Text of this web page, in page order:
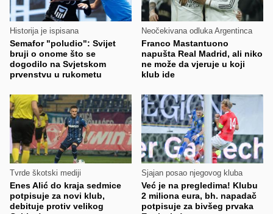
Historija je ispisana
Semafor "poludio": Svijet
bruji o onome što se
dogodilo na Svjetskom
prvenstvu u rukometu
Neočekivana odluka Argentinca
Franco Mastantuono
napušta Real Madrid, ali niko
ne može da vjeruje u koji
klub ide
Tvrde škotski mediji
Enes Alić do kraja sedmice
potpisuje za novi klub,
debituje protiv velikog
Sjajan posao njegovog kluba
Već je na pregledima! Klubu
2 miliona eura, bh. napadač
potpisuje za bivšeg prvaka